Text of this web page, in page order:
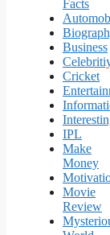
Facts
Business
Cricket
IPL
Make
Money
Movie
Review